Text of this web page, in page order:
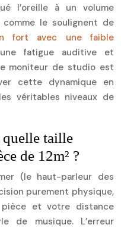
l’oreille à un volume
le soulignent de
fort avec une faible
fatigue auditive et
moniteur de studio est
cette dynamique en
véritables niveaux de
quelle taille
de 12m² ?
(le haut-parleur des
purement physique,
et votre distance
de musique. L’erreur